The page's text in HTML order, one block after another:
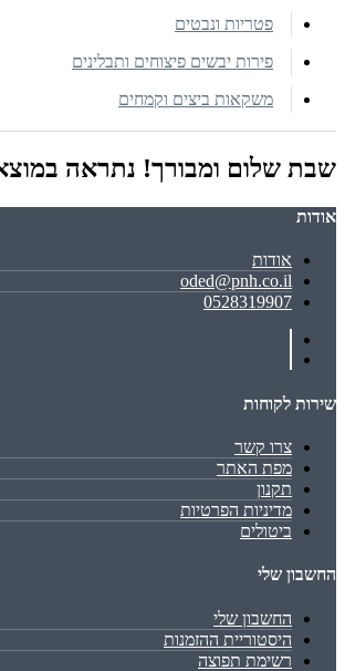
פטריות ונבטים
פירות יבשים פיצוחים ותבלינים
משקאות ביצים וקמחים
שבת שלום ומבורך! נתראה
אודות
אודות
oded@pnh.co.il
0528319907
שירות לקוחות
צרו קשר
מפת האתר
תקנון
מדיניות הפרטיות
ביטולים
החשבון שלי
החשבון שלי
היסטוריית ההזמנות
רשימת תפוצה